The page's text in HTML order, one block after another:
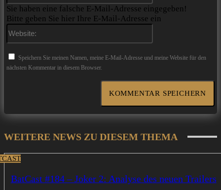
Sie haben eine falsche E-Mail-Adresse eingegeben!
Bitte geben Sie hier Ihre E-Mail-Adresse ein
Speichern Sie meinen Namen, meine E-Mail-Adresse und meine Website für den
nächsten Kommentar in diesem Browser.
WEITERE NEWS ZU DIESEM THEMA
BatCast #184 – Joker 2: Analyse des neuen Trailers